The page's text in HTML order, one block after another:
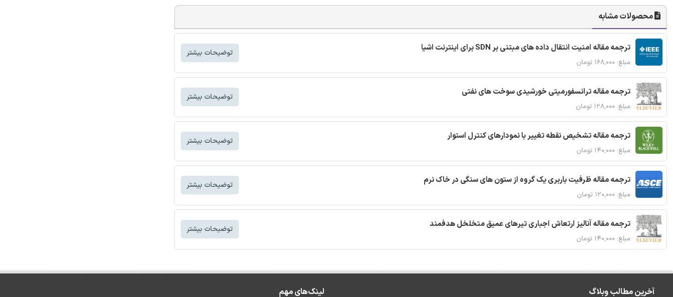
محصولات مشابه
ترجمه مقاله امنیت انتقال داده های مبتنی بر SDN برای اینترنت اشیا
مبلغ: ۱۶۸,۰۰۰ تومان
توضیحات بیشتر
ترجمه مقاله ترانسفورمیتی خورشیدی سوخت های نفتی
مبلغ: ۱۲۸,۰۰۰ تومان
توضیحات بیشتر
ترجمه مقاله تشخیص نقطه تغییر با نمودارهای کنترل استوار
مبلغ: ۱۴۰,۰۰۰ تومان
توضیحات بیشتر
ترجمه مقاله ظرفیت باربری یک گروه از ستون های سنگی در خاک نرم
مبلغ: ۱۲۰,۰۰۰ تومان
توضیحات بیشتر
ترجمه مقاله آنالیز ارتعاش اجباری تیرهای عمیق متخلخل هدفمند
مبلغ: ۱۴۰,۰۰۰ تومان
توضیحات بیشتر
آخرین مطالب وبلاگ لینک‌های مهم